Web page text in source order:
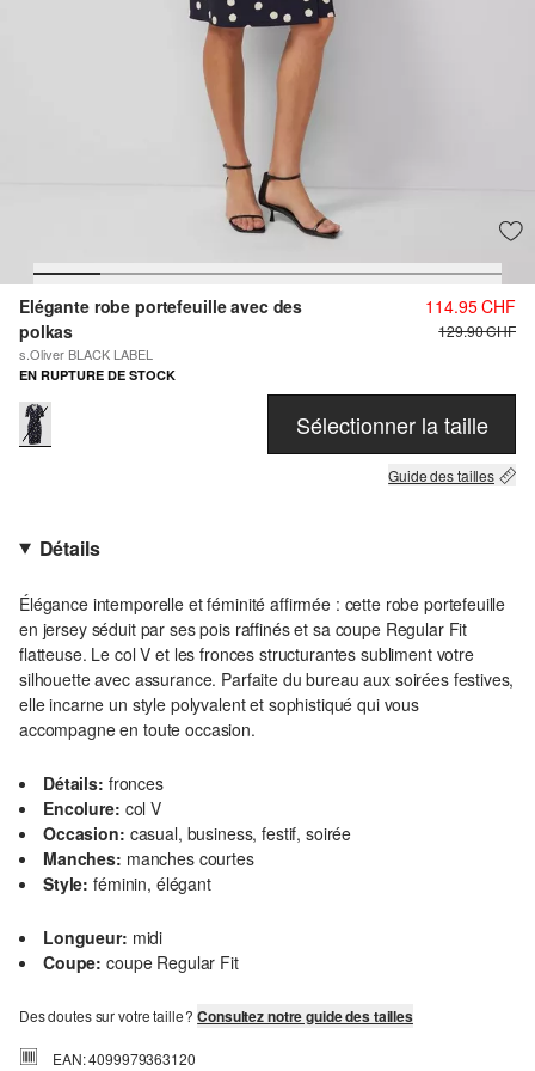
Elégante robe portefeuille avec des
polkas
s.Oliver BLACK LABEL
114.95 CHF
129.90 CHF
EN RUPTURE DE STOCK
Sélectionner la taille
Guide des tailles
Détails
Élégance intemporelle et féminité affirmée : cette robe portefeuille
en jersey séduit par ses pois raffinés et sa coupe Regular Fit
flatteuse. Le col V et les fronces structurantes subliment votre
silhouette avec assurance. Parfaite du bureau aux soirées festives,
elle incarne un style polyvalent et sophistiqué qui vous
accompagne en toute occasion.
Détails: fronces
Encolure: col V
Occasion: casual, business, festif, soirée
Manches: manches courtes
Style: féminin, élégant
Longueur: midi
Coupe: coupe Regular Fit
Des doutes sur votre taille ?Consultez notre guide des tailles
EAN: 4099979363120